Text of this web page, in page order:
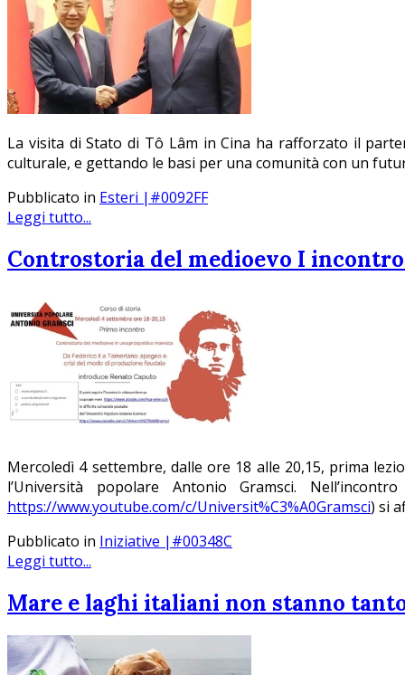
La visita di Stato di Tô Lâm in Cina ha rafforzato il
culturale, e gettando le basi per una comunità con un
Pubblicato in Esteri |#0092FF
Leggi tutto...
Controstoria del medioevo I
Mercoledì 4 settembre, dalle ore 18 alle 20,15, prima
l’Università popolare Antonio Gramsci.
https://www.youtube.com/c/Universit%C3%A0Gramsci) si
Pubblicato in Iniziative |#00348C
Leggi tutto...
Mare e laghi italiani non stanno